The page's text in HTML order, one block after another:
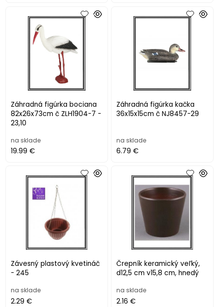
Záhradná figúrka bociana
82x26x73cm č ZLH1904-7 -
23,10
na sklade
19.99 €
Záhradná figúrka kačka
36x15x15cm č NJ8457-29
na sklade
6.79 €
Závesný plastový kvetináč
- 245
na sklade
2.29 €
Črepník keramický veľký,
d12,5 cm v15,8 cm, hnedý
na sklade
2.16 €